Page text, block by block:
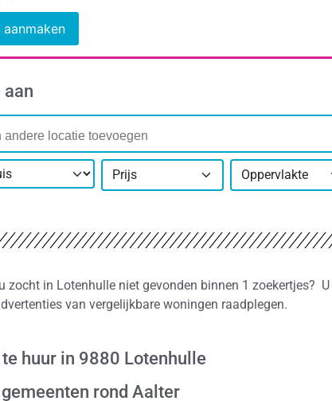
aan
Prijs Oppervlakte
zocht in Lotenhulle niet gevonden binnen 1 zoekertjes?
van vergelijkbare woningen raadplegen.
huur in 9880 Lotenhulle
rond Aalter